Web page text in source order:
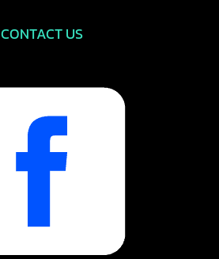
CONTACT US